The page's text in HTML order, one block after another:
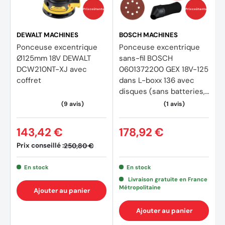
Prix coûtants
DEWALT MACHINES
Ponceuse excentrique
Ø125mm 18V DEWALT
DCW210NT-XJ avec
coffret
Prix conseillé :250,80 €
143,42 €
En stock
Ajouter au panier
Prix coûtants
BOSCH MACHINES
Ponceuse excentrique
sans-fil BOSCH
0601372200 GEX 18V-125
dans L-boxx 136 avec
disques (sans batteries,
sans chargeur)
178,92 €
En stock
Livraison gratuite en France
Métropolitaine
Ajouter au panier